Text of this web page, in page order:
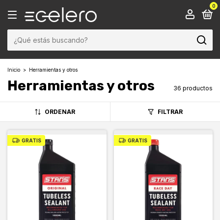
0
Inicio > Herramientas y otros
Herramientas y otros 36 productos
ORDENAR FILTRAR
GRATIS GRATIS